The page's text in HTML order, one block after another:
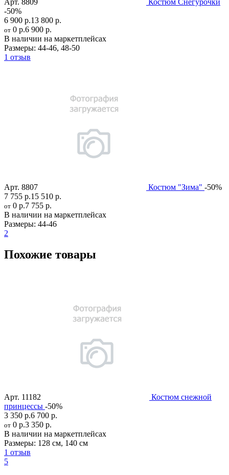
-50%
6 900 р.13 800 р.
от 0 р.6 900 р.
В наличии на маркетплейсах
Размеры: 44-46, 48-50
1 отзыв
Арт. 8807 Костюм "Зима" -50%
7 755 р.15 510 р.
от 0 р.7 755 р.
В наличии на маркетплейсах
Размеры: 44-46
2
Похожие товары
Арт. 11182
Костюм снежной
принцессы -50%
3 350 р.6 700 р.
от 0 р.3 350 р.
В наличии на маркетплейсах
Размеры: 128 см, 140 см
1 отзыв
5